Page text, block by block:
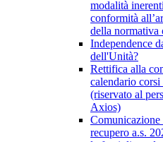
modalità
conformità
della normativa
Independence
dell'Unità?
Rettifica alla
calendario
(riservato al
Axios)
recupero a.s.